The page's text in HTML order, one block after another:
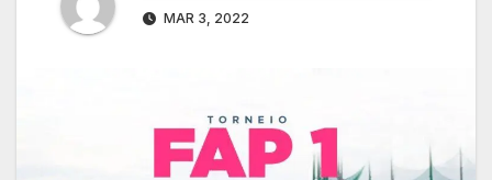
MAR 3, 2022